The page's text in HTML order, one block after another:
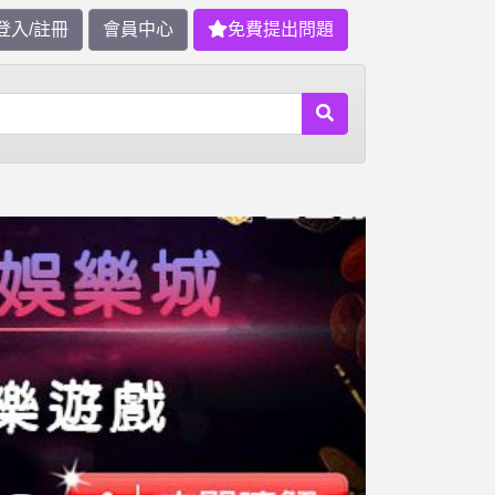
入/註冊 會員中心 免費提出問題